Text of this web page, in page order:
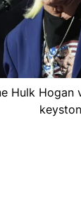
Hulk